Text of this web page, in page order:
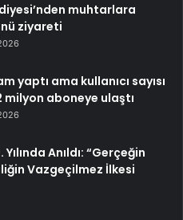
muhtarlara
ziyareti
yaptı ama kullanıcı sayısı
milyon aboneye ulaştı
Anıldı: “Gerçeğin
Vazgeçilmez İlkesi